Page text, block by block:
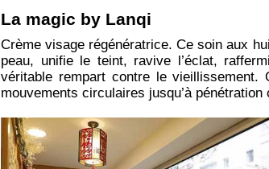
​La magic by Lanqi
Crème visage régénératrice. Ce soin aux
peau, unifie le teint, ravive l’éclat,
véritable rempart contre le
mouvements circulaires jusqu’à